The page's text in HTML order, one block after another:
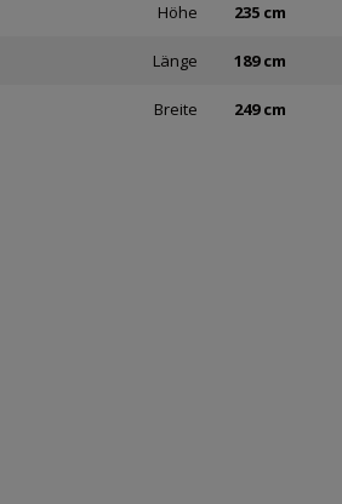
Höhe 235 cm
Länge 189 cm
Breite 249 cm